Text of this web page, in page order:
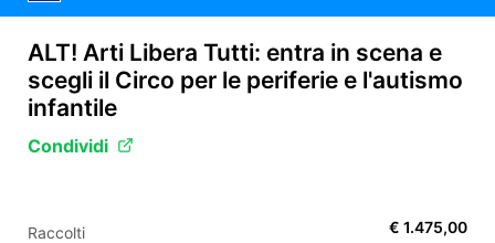
FR
ALT! Arti Libera Tutti: entra in scena e
scegli il Circo per le periferie e l'autismo
infantile
Condividi
Raccolti € 1.475,00